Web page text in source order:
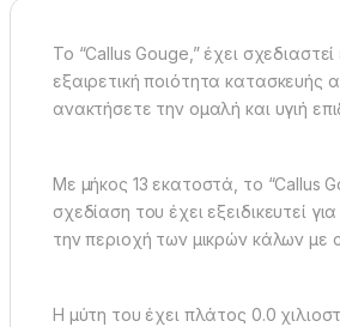
Το “Callus Gouge,” έχει
εξαιρετική ποιότητα κατασκευής
ανακτήσετε την ομαλή και υγιή
Με μήκος 13 εκατοστά, το “Callus
σχεδίαση του έχει εξειδικευτεί
την περιοχή των μικρών κάλων με
Η μύτη του έχει πλάτος 0.0